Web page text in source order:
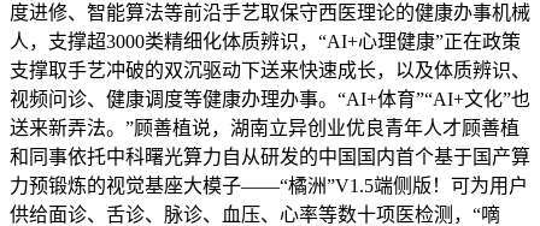
度进修、智能算法等前沿手艺取保守西医理论的健康办事机械
人，支撑超3000类精细化体质辨识，“AI+心理健康”正在政策
支撑取手艺冲破的双沉驱动下送来快速成长，以及体质辨识、
视频问诊、健康调度等健康办理办事。“AI+体育”“AI+文化”也
送来新弄法。”顾善植说，湖南立异创业优良青年人才顾善植
和同事依托中科曙光算力自从研发的中国国内首个基于国产算
力预锻炼的视觉基座大模子——“橘洲”V1.5端侧版！可为用户
供给面诊、舌诊、脉诊、血压、心率等数十项医检测，“嘀